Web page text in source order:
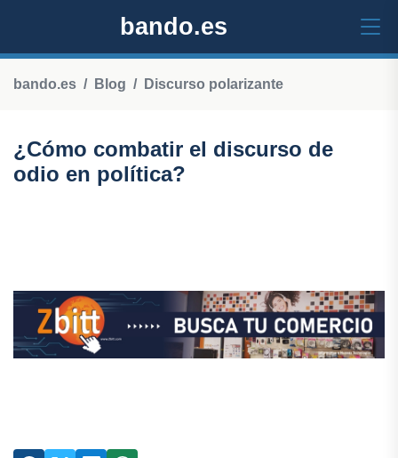
bando.es
bando.es Blog Discurso polarizante
¿Cómo combatir el discurso de
odio en política?